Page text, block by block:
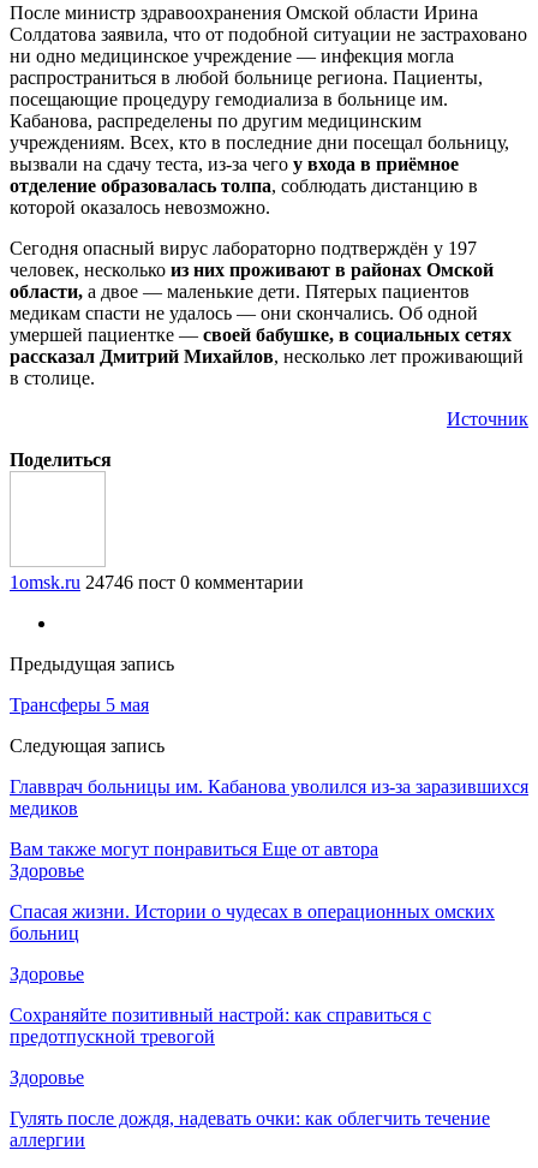
После министр здравоохранения Омской области Ирина
Солдатова заявила, что от подобной ситуации не застраховано
ни одно медицинское учреждение — инфекция могла
распространиться в любой больнице региона. Пациенты,
посещающие процедуру гемодиализа в больнице им.
Кабанова, распределены по другим медицинским
учреждениям. Всех, кто в последние дни посещал больницу,
вызвали на сдачу теста, из-за чего у входа в приёмное
отделение образовалась толпа, соблюдать дистанцию в
которой оказалось невозможно.
Сегодня опасный вирус лабораторно подтверждён у 197
человек, несколько из них проживают в районах Омской
области, а двое — маленькие дети. Пятерых пациентов
медикам спасти не удалось — они скончались. Об одной
умершей пациентке — своей бабушке, в социальных сетях
рассказал Дмитрий Михайлов, несколько лет проживающий
в столице.
Источник
Поделиться
1omsk.ru 24746 пост 0 комментарии
Предыдущая запись
Трансферы 5 мая
Следующая запись
Главврач больницы им. Кабанова уволился из-за заразившихся
медиков
Вам также могут понравиться Еще от автора
Здоровье
Спасая жизни. Истории о чудесах в операционных омских
больниц
Здоровье
Сохраняйте позитивный настрой: как справиться с
предотпускной тревогой
Здоровье
Гулять после дождя, надевать очки: как облегчить течение
аллергии